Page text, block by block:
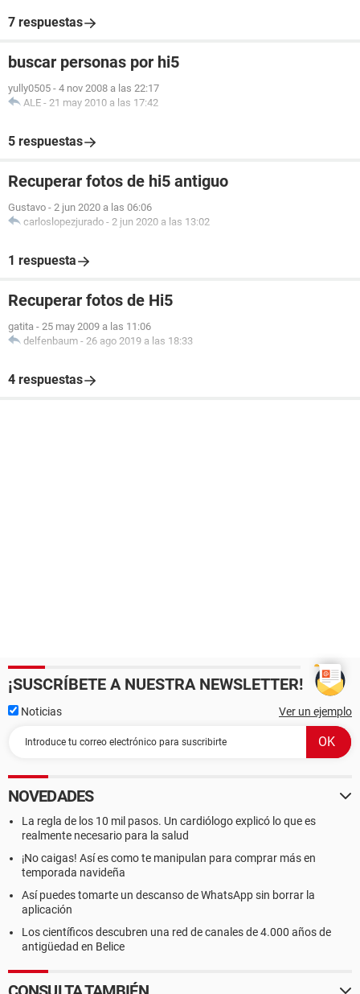
7 respuestas
buscar personas por hi5
yully0505 - 4 nov 2008 a las 22:17
ALE - 21 may 2010 a las 17:42
5 respuestas
Recuperar fotos de hi5 antiguo
Gustavo - 2 jun 2020 a las 06:06
carloslopezjurado - 2 jun 2020 a las 13:02
1 respuesta
Recuperar fotos de Hi5
gatita - 25 may 2009 a las 11:06
delfenbaum - 26 ago 2019 a las 18:33
4 respuestas
¡SUSCRÍBETE A NUESTRA NEWSLETTER!
Noticias Ver un ejemplo
NOVEDADES
La regla de los 10 mil pasos. Un cardiólogo explicó lo que es
realmente necesario para la salud
¡No caigas! Así es como te manipulan para comprar más en
temporada navideña
Así puedes tomarte un descanso de WhatsApp sin borrar la
aplicación
Los científicos descubren una red de canales de 4.000 años de
antigüedad en Belice